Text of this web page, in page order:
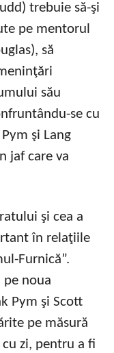
trebuie să-şi
pe mentorul
să
său
se cu
şi Lang
jaf care va
şi cea a
în relaţiile
Furnică”.
pe noua
Pym şi Scott
pe măsură
zi, pentru a fi